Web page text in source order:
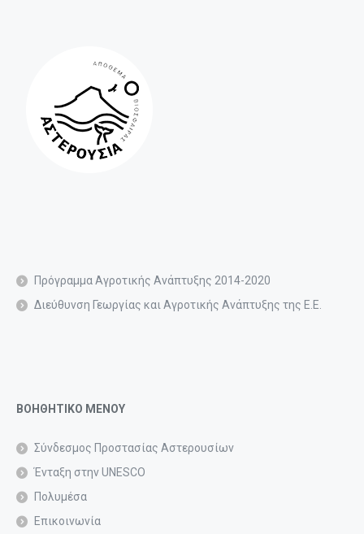
Πρόγραμμα Αγροτικής Ανάπτυξης 2014-2020
Διεύθυνση Γεωργίας και Αγροτικής Ανάπτυξης της Ε.Ε.
ΒΟΗΘΗΤΙΚΟ ΜΕΝΟΥ
Σύνδεσμος Προστασίας Αστερουσίων
Ένταξη στην UNESCO
Πολυμέσα
Επικοινωνία